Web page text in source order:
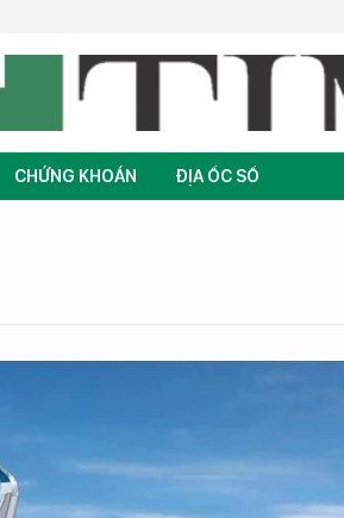
CHỨNG KHOÁN ĐỊA ỐC SỐ